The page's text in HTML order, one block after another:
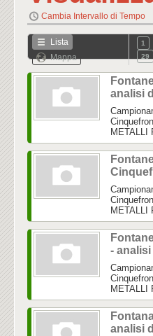
Cambia Intervallo di Tempo
Lista
Mappa
1
29
analisi
METALLI
METALLI
-
METALLI
analisi